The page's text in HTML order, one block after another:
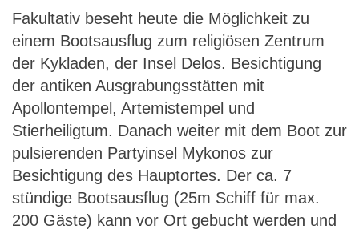
Fakultativ beseht heute die Möglichkeit zu
einem Bootsausflug zum religiösen Zentrum
der Kykladen, der Insel Delos. Besichtigung
der antiken Ausgrabungsstätten mit
Apollontempel, Artemistempel und
Stierheiligtum. Danach weiter mit dem Boot zur
pulsierenden Partyinsel Mykonos zur
Besichtigung des Hauptortes. Der ca. 7
stündige Bootsausflug (25m Schiff für max.
200 Gäste) kann vor Ort gebucht werden und